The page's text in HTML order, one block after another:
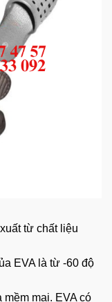
từ chất liệu
EVA là từ -60 độ
mại. EVA có